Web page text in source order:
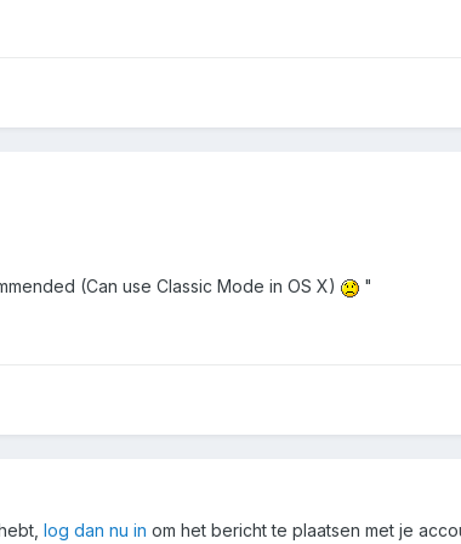
(Can use Classic Mode in OS X) "
log dan nu in om het bericht te plaatsen met je